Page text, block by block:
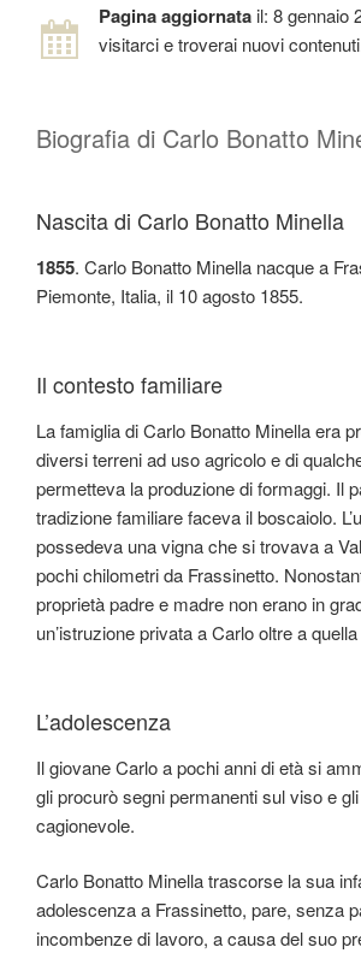
Pagina aggiornata il: 8 gennaio
visitarci e troverai nuovi
Biografia di Carlo Bonatto
Nascita di Carlo Bonatto Minella
1855. Carlo Bonatto Minella nacque a
Piemonte, Italia, il 10 agosto 1855.
Il contesto familiare
La famiglia di Carlo Bonatto Minella era
diversi terreni ad uso agricolo e di
permetteva la produzione di formaggi. Il
tradizione familiare faceva il boscaiolo.
possedeva una vigna che si trovava a
pochi chilometri da Frassinetto.
proprietà padre e madre non erano in
un’istruzione privata a Carlo oltre a
L’adolescenza
Il giovane Carlo a pochi anni di età si
gli procurò segni permanenti sul viso e
cagionevole.
Carlo Bonatto Minella trascorse la sua
adolescenza a Frassinetto, pare, senza
incombenze di lavoro, a causa del suo